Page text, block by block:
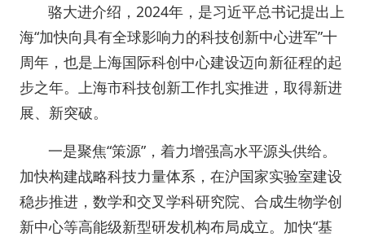
骆大进介绍，2024年，是习近平总书记提出上
海“加快向具有全球影响力的科技创新中心进军”十
周年，也是上海国际科创中心建设迈向新征程的起
步之年。上海市科技创新工作扎实推进，取得新进
展、新突破。
一是聚焦“策源”，着力增强高水平源头供给。
加快构建战略科技力量体系，在沪国家实验室建设
稳步推进，数学和交叉学科研究院、合成生物学创
新中心等高能级新型研发机构布局成立。加快“基